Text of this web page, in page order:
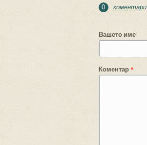
0 коментари
Вашето име
Коментар*